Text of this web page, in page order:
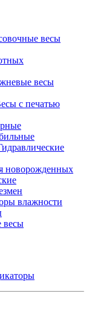
весы
весы
c печатью
новорожденных
влажности
весы